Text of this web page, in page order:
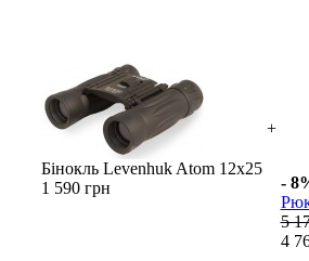
Бінокль Levenhuk Atom 12x25
1 590 грн
+
-
5
4